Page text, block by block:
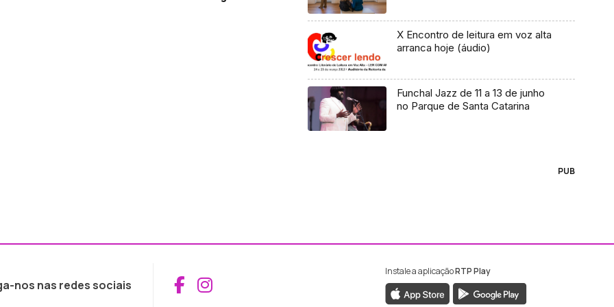
X Encontro de leitura em voz alta
arranca hoje (áudio)
Funchal Jazz de 11 a 13 de junho
no Parque de Santa Catarina
PUB
nos nas redes sociais Aceder ao Facebook da RTP Madeira
Aceder ao Instagram da RTP Madeira
Instale a aplicaçãoRTP Play